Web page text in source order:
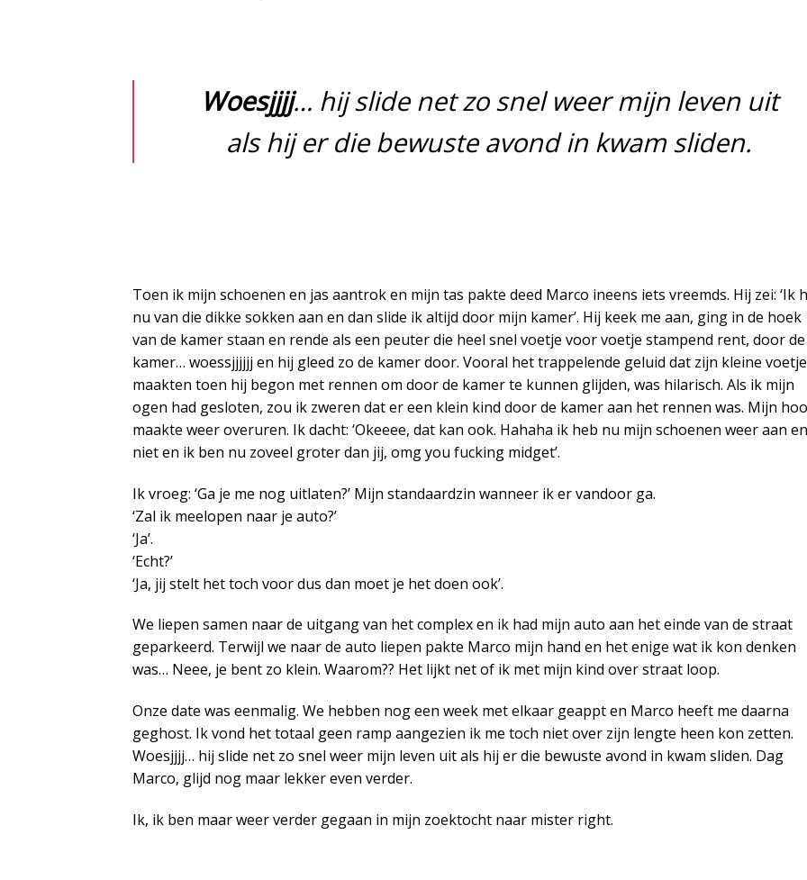
Woesjjjj… hij slide net zo snel weer mijn leven uit
als hij er die bewuste avond in kwam sliden.
Toen ik mijn schoenen en jas aantrok en mijn tas pakte deed Marco ineens iets vreemds. Hij zei: ‘Ik
nu van die dikke sokken aan en dan slide ik altijd door mijn kamer’. Hij keek me aan, ging in de hoek
van de kamer staan en rende als een peuter die heel snel voetje voor voetje stampend rent, door de
kamer… woessjjjjjj en hij gleed zo de kamer door. Vooral het trappelende geluid dat zijn kleine
maakten toen hij begon met rennen om door de kamer te kunnen glijden, was hilarisch. Als ik mijn
ogen had gesloten, zou ik zweren dat er een klein kind door de kamer aan het rennen was. Mijn
maakte weer overuren. Ik dacht: ‘Okeeee, dat kan ook. Hahaha ik heb nu mijn schoenen weer aan
niet en ik ben nu zoveel groter dan jij, omg you fucking midget’.
Ik vroeg: ‘Ga je me nog uitlaten?’ Mijn standaardzin wanneer ik er vandoor ga.
‘Zal ik meelopen naar je auto?’
‘Ja’.
‘Echt?’
‘Ja, jij stelt het toch voor dus dan moet je het doen ook’.
We liepen samen naar de uitgang van het complex en ik had mijn auto aan het einde van de straat
geparkeerd. Terwijl we naar de auto liepen pakte Marco mijn hand en het enige wat ik kon denken
was… Neee, je bent zo klein. Waarom?? Het lijkt net of ik met mijn kind over straat loop.
Onze date was eenmalig. We hebben nog een week met elkaar geappt en Marco heeft me daarna
geghost. Ik vond het totaal geen ramp aangezien ik me toch niet over zijn lengte heen kon zetten.
Woesjjjj… hij slide net zo snel weer mijn leven uit als hij er die bewuste avond in kwam sliden. Dag
Marco, glijd nog maar lekker even verder.
Ik, ik ben maar weer verder gegaan in mijn zoektocht naar mister right.